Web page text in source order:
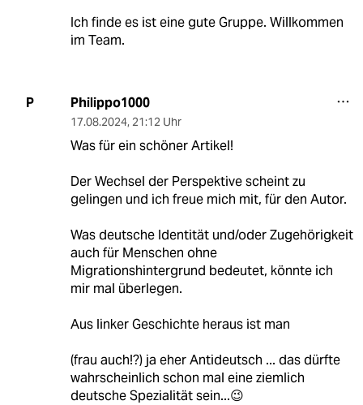
Ich finde es ist eine gute Gruppe. Willkommen
im Team.
P Philippo1000
17.08.2024, 21:12 Uhr
Was für ein schöner Artikel!
Der Wechsel der Perspektive scheint zu
gelingen und ich freue mich mit, für den Autor.
Was deutsche Identität und/oder Zugehörigkeit
auch für Menschen ohne
Migrationshintergrund bedeutet, könnte ich
mir mal überlegen.
Aus linker Geschichte heraus ist man
(frau auch!?) ja eher Antideutsch ... das dürfte
wahrscheinlich schon mal eine ziemlich
deutsche Spezialität sein...😉